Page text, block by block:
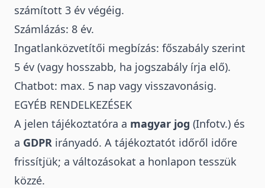
számított 3 év végéig.
Számlázás: 8 év.
Ingatlanközvetítői megbízás: főszabály szerint
5 év (vagy hosszabb, ha jogszabály írja elő).
Chatbot: max. 5 nap vagy visszavonásig.
EGYÉB RENDELKEZÉSEK
A jelen tájékoztatóra a magyar jog (Infotv.) és
a GDPR irányadó. A tájékoztatót időről időre
frissítjük; a változásokat a honlapon tesszük
közzé.